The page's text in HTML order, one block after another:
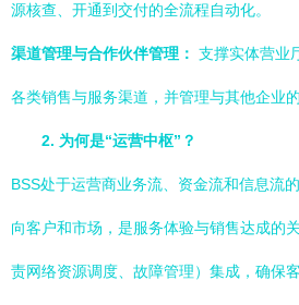
源核查、开通到交付的全流程自动化。
渠道管理与合作伙伴管理： 支撑实体营业
各类销售与服务渠道，并管理与其他企业的
2. 为何是“运营中枢”？
BSS处于运营商业务流、资金流和信息流
向客户和市场，是服务体验与销售达成的
责网络资源调度、故障管理）集成，确保